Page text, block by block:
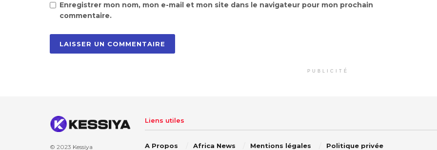
Enregistrer mon nom, mon e-mail et mon site dans le navigateur pour mon prochain
commentaire.
PUBLICITÉ
© 2023 Kessiya
Liens utiles
A Propos Africa News Mentions légales Politique privée